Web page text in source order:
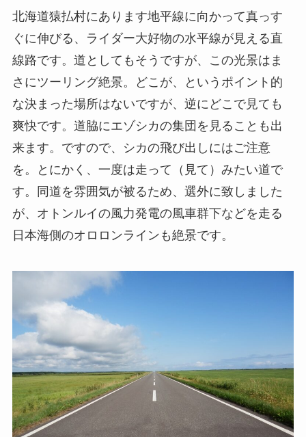
北海道猿払村にあります地平線に向かって真っす
ぐに伸びる、ライダー大好物の水平線が見える直
線路です。道としてもそうですが、この光景はま
さにツーリング絶景。どこが、というポイント的
な決まった場所はないですが、逆にどこで見ても
爽快です。道脇にエゾシカの集団を見ることも出
来ます。ですので、シカの飛び出しにはご注意
を。とにかく、一度は走って（見て）みたい道で
す。同道を雰囲気が被るため、選外に致しました
が、オトンルイの風力発電の風車群下などを走る
日本海側のオロロンラインも絶景です。